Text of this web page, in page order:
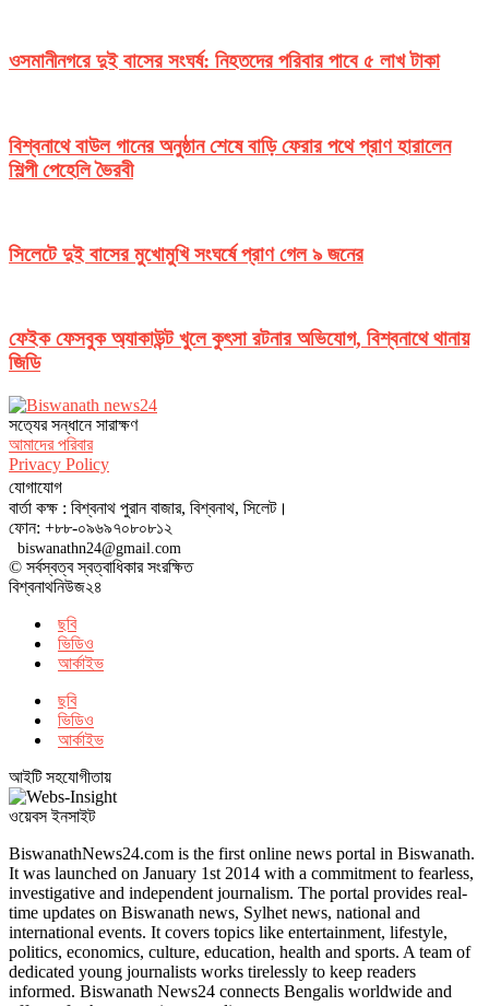
ওসমানীনগরে দুই বাসের সংঘর্ষ: নিহতদের পরিবার পাবে ৫ লাখ টাকা
বিশ্বনাথে বাউল গানের অনুষ্ঠান শেষে বাড়ি ফেরার পথে প্রাণ হারালেন
শিল্পী পেহেলি ভৈরবী
সিলেটে দুই বাসের মুখোমুখি সংঘর্ষে প্রাণ গেল ৯ জনের
ফেইক ফেসবুক অ্যাকাউন্ট খুলে কুৎসা রটনার অভিযোগ, বিশ্বনাথে থানায়
জিডি
সত‌্যের সন্ধানে সারাক্ষণ
আমাদের পরিবার
Privacy Policy
যোগাযোগ
বার্তা কক্ষ : বিশ্বনাথ পুরান বাজার, বিশ্বনাথ, সিলেট।
ফোন: +৮৮-০৯৬৯৭০৮০৮১২
biswanathn24@gmail.com
© সর্বস্বত্ব স্বত্বাধিকার সংরক্ষিত
বিশ্বনাথনিউজ২৪
ছবি
ভিডিও
আর্কাইভ
ছবি
ভিডিও
আর্কাইভ
আইটি সহযোগীতায়
ওয়েবস ইনসাইট
BiswanathNews24.com is the first online news portal in Biswanath.
It was launched on January 1st 2014 with a commitment to fearless,
investigative and independent journalism. The portal provides real-
time updates on Biswanath news, Sylhet news, national and
international events. It covers topics like entertainment, lifestyle,
politics, economics, culture, education, health and sports. A team of
dedicated young journalists works tirelessly to keep readers
informed. Biswanath News24 connects Bengalis worldwide and